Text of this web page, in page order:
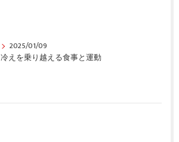
2025/01/09
冷えを乗り越える食事と運動